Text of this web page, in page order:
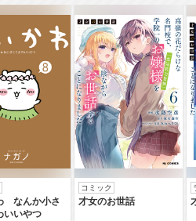
なんか小さ
いいやつ
コミック
才女のお世話